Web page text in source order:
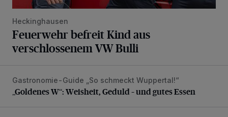
Heckinghausen
Feuerwehr befreit Kind aus
verschlossenem VW Bulli
„Goldenes W“: Weisheit, Geduld – und gutes Essen
Gastronomie-Guide „So schmeckt Wuppertal!“
„Goldenes W“: Weisheit, Geduld – und gutes Essen